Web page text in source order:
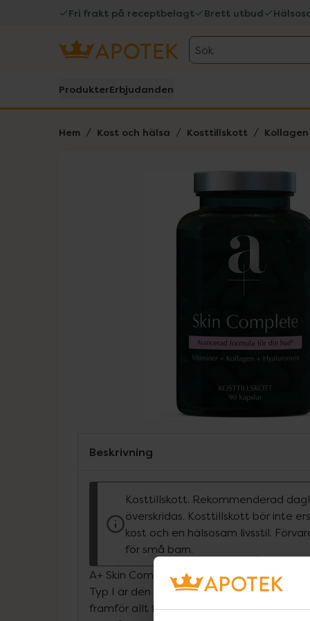
Fri frakt på receptbelagt Brett utbud
Sök
ProdukterErbjudanden
Hem Kost och hälsa Kosttillskott Kollagen
Lista: . Innehåller 1 objekt.
Beskrivning
Kosttillskott. Rekommenderad
överskridas. Kosttillskott bör inte
kost och en hälsosam livsstil.
för små barn.
A+ Skin Complete innehåller hydrolyserat
Typ I är den vanligaste formen av
framför allt finns i stora mängder i hud,